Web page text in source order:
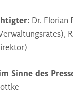
Dr. Florian
Sinne des